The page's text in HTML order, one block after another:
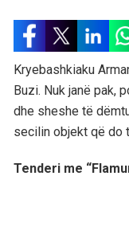
Kryebashkiaku
Buzi. Nuk janë pak,
dhe sheshe të
secilin objekt që do
Tenderi me